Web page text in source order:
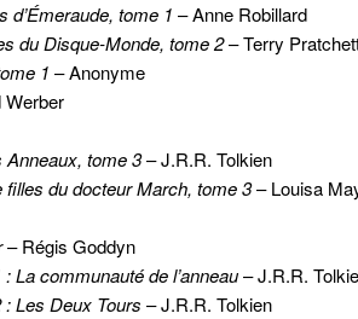
d’Émeraude, tome 1 – Anne Robillard
du Disque-Monde, tome 2– Terry
1 – Anonyme
Anneaux, tome 3– J.R.R. Tolkien
du docteur March, tome 3– Louisa
– Régis Goddyn
La communauté de l’anneau– J.R.R.
Les Deux Tours – J.R.R. Tolkien